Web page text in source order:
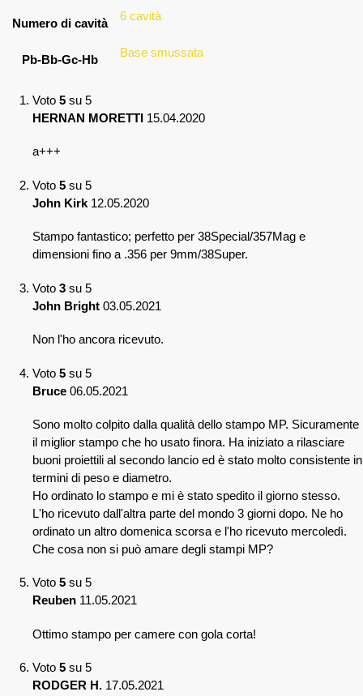
Numero di cavità
6 cavità
Pb-Bb-Gc-Hb
Base smussata
Voto 5 su 5
HERNAN MORETTI 15.04.2020
a+++
Voto 5 su 5
John Kirk 12.05.2020
Stampo fantastico; perfetto per 38Special/357Mag e
dimensioni fino a .356 per 9mm/38Super.
Voto 3 su 5
John Bright 03.05.2021
Non l'ho ancora ricevuto.
Voto 5 su 5
Bruce 06.05.2021
Sono molto colpito dalla qualità dello stampo MP. Sicuramente
il miglior stampo che ho usato finora. Ha iniziato a rilasciare
buoni proiettili al secondo lancio ed è stato molto consistente in
termini di peso e diametro.
Ho ordinato lo stampo e mi è stato spedito il giorno stesso.
L'ho ricevuto dall'altra parte del mondo 3 giorni dopo. Ne ho
ordinato un altro domenica scorsa e l'ho ricevuto mercoledì.
Che cosa non si può amare degli stampi MP?
Voto 5 su 5
Reuben 11.05.2021
Ottimo stampo per camere con gola corta!
Voto 5 su 5
RODGER H. 17.05.2021